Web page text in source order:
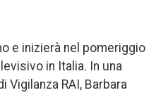
e inizierà nel pomeriggio
in Italia. In una
RAI, Barbara